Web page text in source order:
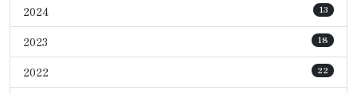
2024 13
2023 18
2022 22